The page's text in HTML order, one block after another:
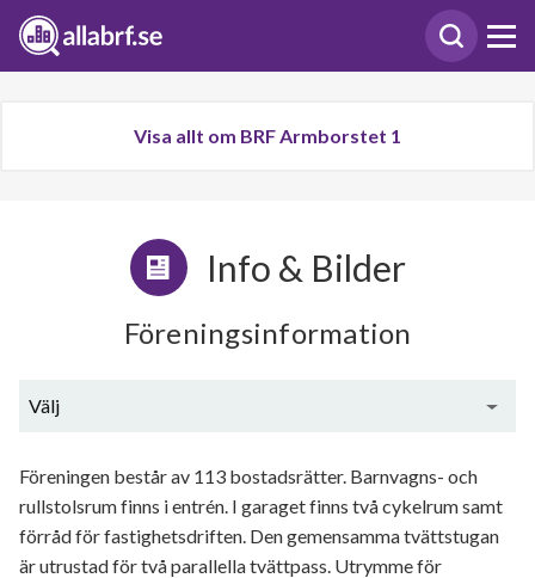
Visa allt om BRF Armborstet 1
Info & Bilder
Föreningsinformation
Välj
Föreningen består av 113 bostadsrätter. Barnvagns- och
rullstolsrum finns i entrén. I garaget finns två cykelrum samt
förråd för fastighetsdriften. Den gemensamma tvättstugan
är utrustad för två parallella tvättpass. Utrymme för